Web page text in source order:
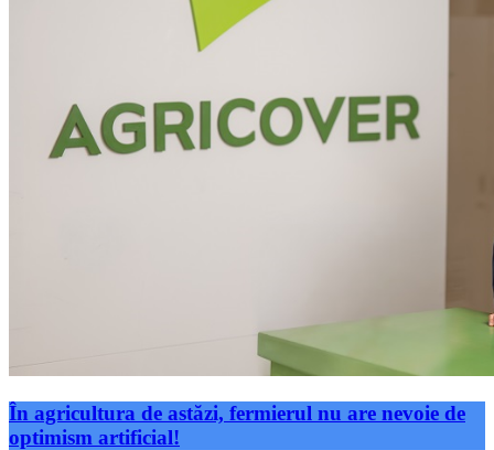
În agricultura de astăzi, fermierul nu are nevoie de
optimism artificial!